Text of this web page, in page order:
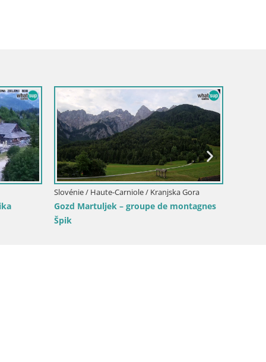
Slovénie / Haute-Carniole / Gorenja Vas
Slajka livecam | Gorenja Vas | Slovénie